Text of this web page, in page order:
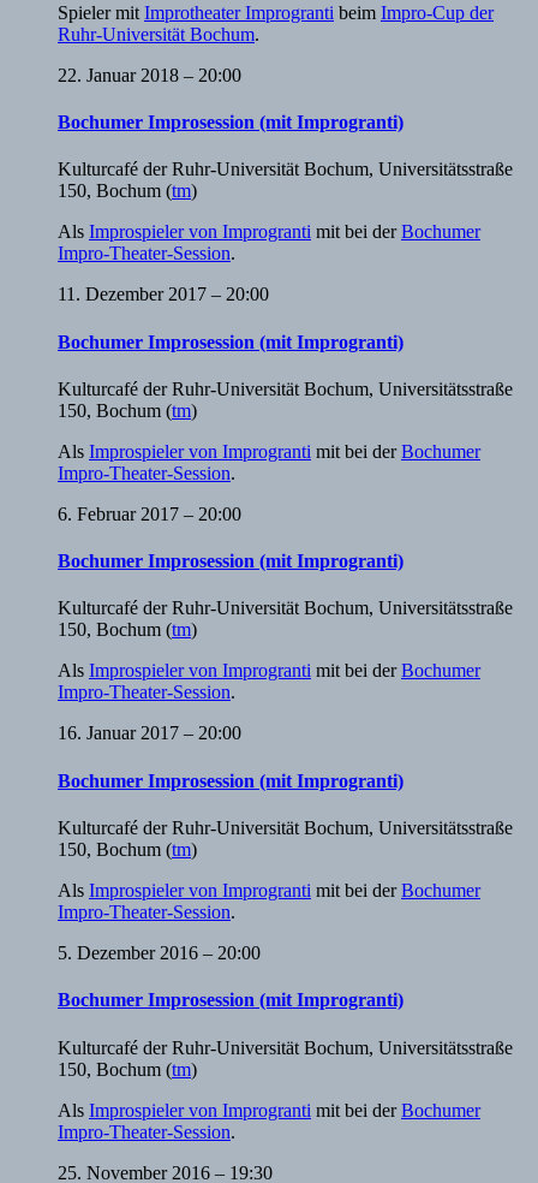
Spieler mit Improtheater Improgranti beim Impro-Cup der
Ruhr-Universität Bochum.
22. Januar 2018 – 20:00
Bochumer Improsession (mit Improgranti)
Kulturcafé der Ruhr-Universität Bochum, Universitätsstraße
150, Bochum (tm)
Als Improspieler von Improgranti mit bei derBochumer
Impro-Theater-Session.
11. Dezember 2017 – 20:00
Bochumer Improsession (mit Improgranti)
Kulturcafé der Ruhr-Universität Bochum, Universitätsstraße
150, Bochum (tm)
Als Improspieler von Improgranti mit bei derBochumer
Impro-Theater-Session.
6. Februar 2017 – 20:00
Bochumer Improsession (mit Improgranti)
Kulturcafé der Ruhr-Universität Bochum, Universitätsstraße
150, Bochum (tm)
Als Improspieler von Improgranti mit bei derBochumer
Impro-Theater-Session.
16. Januar 2017 – 20:00
Bochumer Improsession (mit Improgranti)
Kulturcafé der Ruhr-Universität Bochum, Universitätsstraße
150, Bochum (tm)
Als Improspieler von Improgranti mit bei derBochumer
Impro-Theater-Session.
5. Dezember 2016 – 20:00
Bochumer Improsession (mit Improgranti)
Kulturcafé der Ruhr-Universität Bochum, Universitätsstraße
150, Bochum (tm)
Als Improspieler von Improgranti mit bei derBochumer
Impro-Theater-Session.
25. November 2016 – 19:30